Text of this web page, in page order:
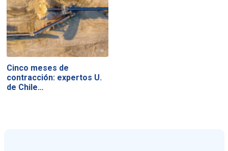
Cinco meses de
contracción: expertos U.
de Chile…